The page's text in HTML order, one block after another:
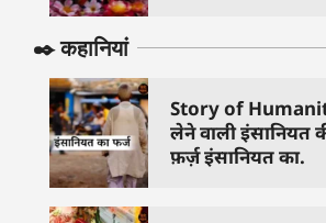
✒️ कहानियां
Story of
लेने वाली इंसानियत
फ़र्ज़ इंसानियत का.